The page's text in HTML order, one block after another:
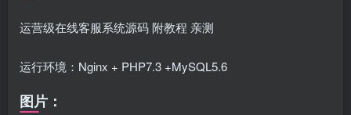
运营级在线客服系统源码 附教程 亲测
运行环境：Nginx + PHP7.3 +MySQL5.6
图片：